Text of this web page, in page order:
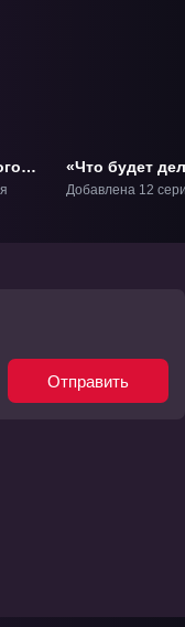
«Что будет
сильнейший
Добавлена 12
Отправить